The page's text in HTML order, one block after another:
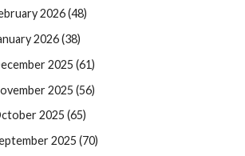
2026 (48)
2026 (38)
2025 (61)
2025 (56)
2025 (65)
2025 (70)